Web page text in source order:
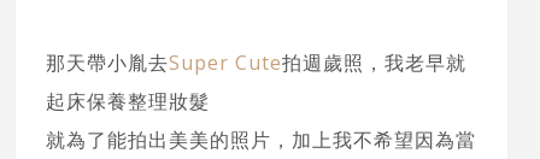
那天帶小胤去Super Cute拍週歲照，我老早就
起床保養整理妝髮
就為了能拍出美美的照片，加上我不希望因為當